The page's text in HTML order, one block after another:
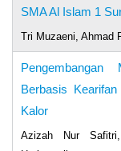
SMA Al Islam 1
Tri Muzaeni, Ahmad
Pengembangan
Berbasis
Kalor
Azizah Nur